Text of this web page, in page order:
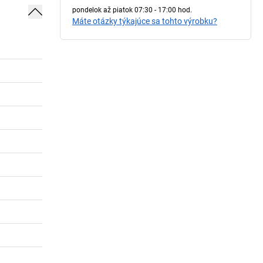
pondelok až piatok 07:30 - 17:00 hod.
Máte otázky týkajúce sa tohto výrobku?